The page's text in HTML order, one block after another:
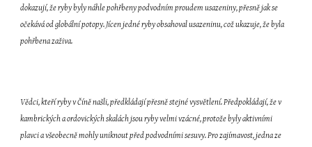
dokazují, že ryby byly náhle pohřbeny podvodním proudem usazeniny, přesně jak se
očekává od globální potopy. Jícen jedné ryby obsahoval usazeninu, což ukazuje, že byla
pohřbena zaživa.
Vědci, kteří ryby v Číně našli, předkládají přesně stejné vysvětlení. Předpokládají, že v
kambrických a ordovických skalách jsou ryby velmi vzácné, protože byly aktivními
plavci a všeobecně mohly uniknout před podvodními sesuvy. Pro zajímavost, jedna ze